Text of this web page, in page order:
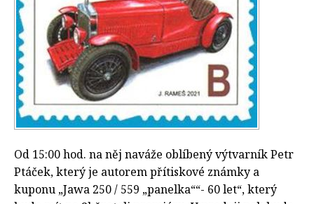
Od 15:00 hod. na něj naváže oblíbený výtvarník Petr
Ptáček, který je autorem přítiskové známky a
kuponu „Jawa 250 / 559 „panelka““- 60 let“, který